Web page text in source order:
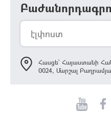
Հասցե՝ Հայաստանի
0024, Մարշալ